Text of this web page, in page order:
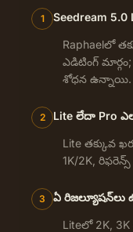
1 Seedream
Raphaelలో
ఎడిటింగ్
శోధన ఉన్నాయి.
2 Lite లేదా Pro
Lite తక్కువ
1K/2K,
3 ఏ
Liteలో 2K,